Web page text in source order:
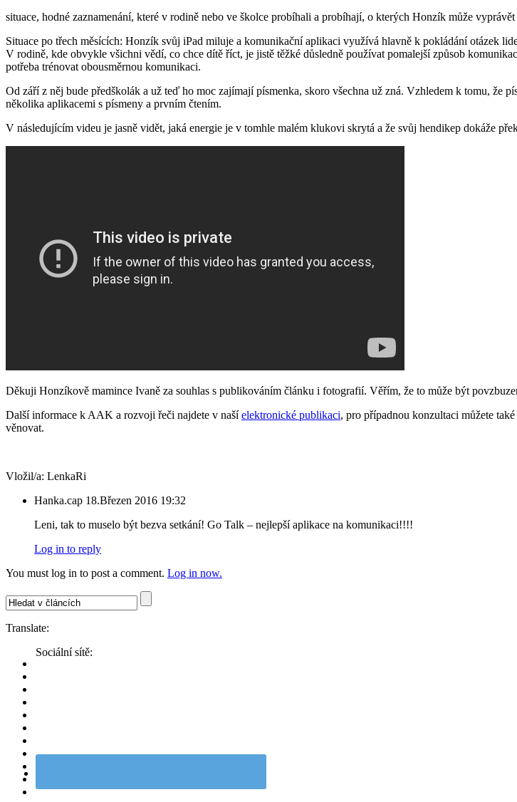
situace, hodné zaznamenání, které v rodině nebo ve školce probíhali a probíhají, o kterých Honzík může
Situace po třech měsících: Honzík svůj iPad miluje a komunikační aplikaci využívá hlavně k pokládání otázek
V rodině, kde obvykle všichni vědí, co chce dítě říct, je jistě těžké důsledně používat pomalejší způsob
potřeba trénovat obousměrnou komunikaci.
Od září z něj bude předškolák a už teď ho moc zajímají písmenka, skoro všechna už zná. Vzhledem k tomu, že
několika aplikacemi s písmeny a prvním čtením.
V následujícím videu je jasně vidět, jaká energie je v tomhle malém klukovi skrytá a že svůj hendikep dokáže
Děkuji Honzíkově mamince Ivaně za souhlas s publikováním článku i fotografií. Věřím, že to může být
Další informace k AAK a rozvoji řeči najdete v našíelektronické publikaci, pro případnou konzultaci můžete
věnovat.
Vložil/a: LenkaRi
Hanka.cap 18.Březen 2016 19:32
Leni, tak to muselo být bezva setkání! Go Talk – nejlepší aplikace na komunikaci!!!!
Log in to reply
You must log in to post a comment. Log in now.
Translate:
Sociální sítě: